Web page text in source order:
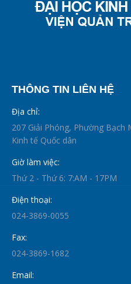
THÔNG TIN LIÊN HỆ
Địa chỉ:
207 Giải Phóng, Phường Bạch
Kinh tế Quốc dân
Giờ làm việc:
Thứ 2 - Thứ 6: 7:AM - 17PM
Điện thoại:
024-3869-0055
Fax:
024-3869-1682
Email: